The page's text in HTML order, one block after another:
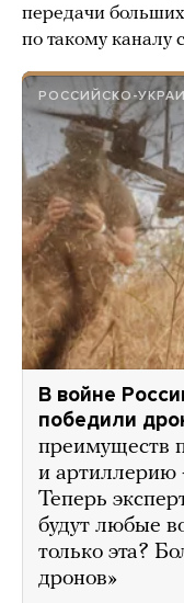
передачи
по такому каналу
РОССИЙСКО-
В войне
победили
преимуществ
и артиллерию
Теперь
будут любые
только эта?
дронов»